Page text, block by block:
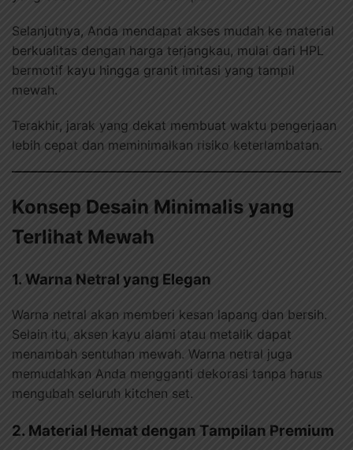
Selanjutnya, Anda mendapat akses mudah ke material
berkualitas dengan harga terjangkau, mulai dari HPL
bermotif kayu hingga granit imitasi yang tampil
mewah.
Terakhir, jarak yang dekat membuat waktu pengerjaan
lebih cepat dan meminimalkan risiko keterlambatan.
Konsep Desain Minimalis yang
Terlihat Mewah
1. Warna Netral yang Elegan
Warna netral akan memberi kesan lapang dan bersih.
Selain itu, aksen kayu alami atau metalik dapat
menambah sentuhan mewah. Warna netral juga
memudahkan Anda mengganti dekorasi tanpa harus
mengubah seluruh kitchen set.
2. Material Hemat dengan Tampilan Premium